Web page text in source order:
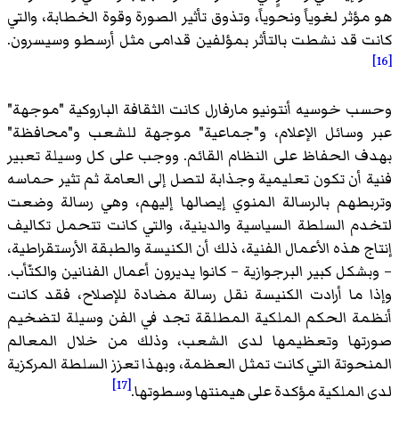
هو مؤثر لغوياً ونحوياً، وتذوق تأثير الصورة وقوة الخطابة، والتي
كانت قد نشطت بالتأثر بمؤلفين قدامى مثل أرسطو وسيسرون.
[16]
وحسب خوسيه أنتونيو مارفارل كانت الثقافة الباروكية "موجهة"
عبر وسائل الإعلام، و"جماعية" موجهة للشعب و"محافظة"
بهدف الحفاظ على النظام القائم. ووجب على كل وسيلة تعبير
فنية أن تكون تعليمية وجذابة لتصل إلى العامة ثم تثير حماسه
وتربطهم بالرسالة المنوي إيصالها إليهم، وهي رسالة وضعت
لتخدم السلطة السياسية والدينية، والتي كانت تتحمل تكاليف
إنتاج هذه الأعمال الفنية، ذلك أن الكنيسة والطبقة الأرستقراطية،
– وبشكل كبير البرجوازية – كانوا يديرون أعمال الفنانين والكتّأب.
وإذا ما أرادت الكنيسة نقل رسالة مضادة للإصلاح، فقد كانت
أنظمة الحكم الملكية المطلقة تجد في الفن وسيلة لتضخيم
صورتها وتعظيمها لدى الشعب، وذلك من خلال المعالم
المنحوتة التي كانت تمثل العظمة، وبهذا تعزز السلطة المركزية
لدى الملكية مؤكدة على هيمنتها وسطوتها.[17]